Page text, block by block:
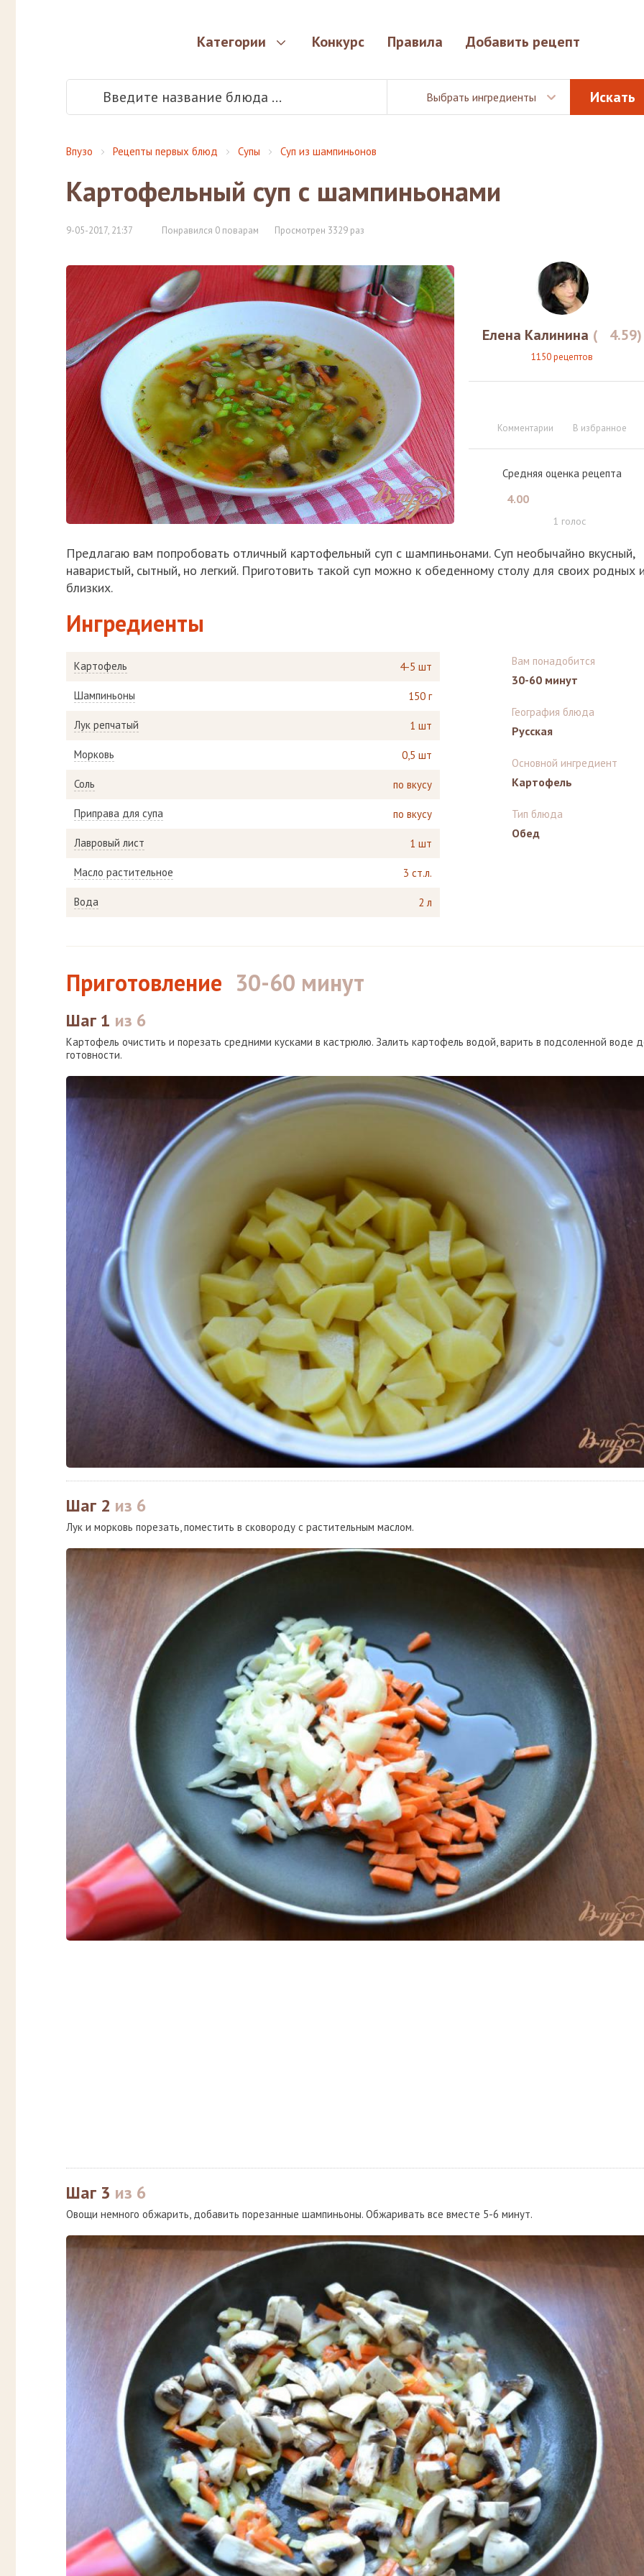
Категории Конкурс Правила Добавить рецепт
Выбрать ингредиенты
Впузо Рецепты первых блюд Супы Суп из шампиньонов
Картофельный суп с шампиньонами
9-05-2017, 21:37 Понравился 0 поварам Просмотрен 3329 раз
Елена Калинина ( 4.59)
1150 рецептов
Комментарии В избранное
Средняя оценка рецепта
4.00
1 голос
Предлагаю вам попробовать отличный картофельный суп с шампиньонами. Суп необычайно вкусный,
наваристый, сытный, но легкий. Приготовить такой суп можно к обеденному столу для своих родных
близких.
Ингредиенты
Картофель 4-5 шт
Шампиньоны 150 г
Лук репчатый 1 шт
Морковь 0,5 шт
Соль по вкусу
Приправа для супа по вкусу
Лавровый лист 1 шт
Масло растительное 3 ст.л.
Вода 2 л
Вам понадобится
30-60 минут
География блюда
Русская
Основной ингредиент
Картофель
Тип блюда
Обед
Приготовление 30-60 минут
Шаг 1 из 6
Картофель очистить и порезать средними кусками в кастрюлю. Залить картофель водой, варить в подсоленной воде
готовности.
Шаг 2 из 6
Лук и морковь порезать, поместить в сковороду с растительным маслом.
Шаг 3 из 6
Овощи немного обжарить, добавить порезанные шампиньоны. Обжаривать все вместе 5-6 минут.